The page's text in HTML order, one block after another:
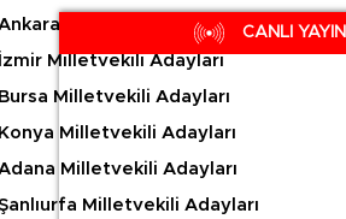
Milletvekili Adayları
İzmir Milletvekili Adayları
Bursa Milletvekili Adayları
Konya Milletvekili Adayları
Milletvekili Adayları
Milletvekili Adayları
CANLI YAYIN